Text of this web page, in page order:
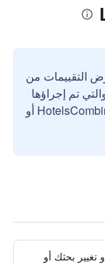
التقييمات من
تم إجراؤها
بواسطة مستخدمين حقيقيين مع HotelsCombined أو
تغيير بحثك أو